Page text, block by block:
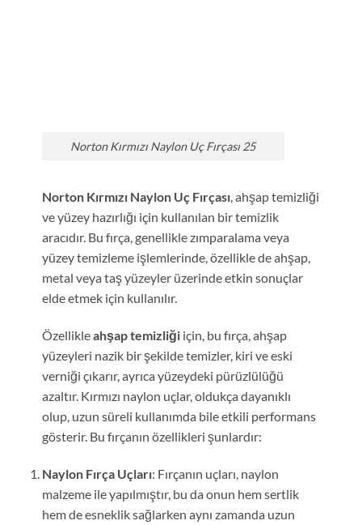
Norton Kırmızı Naylon Uç Fırçası 25
Norton Kırmızı Naylon Uç Fırçası, ahşap temizliği
ve yüzey hazırlığı için kullanılan bir temizlik
aracıdır. Bu fırça, genellikle zımparalama veya
yüzey temizleme işlemlerinde, özellikle de ahşap,
metal veya taş yüzeyler üzerinde etkin sonuçlar
elde etmek için kullanılır.
Özellikleahşap temizliğiiçin, bu fırça, ahşap
yüzeyleri nazik bir şekilde temizler, kiri ve eski
verniği çıkarır, ayrıca yüzeydeki pürüzlülüğü
azaltır. Kırmızı naylon uçlar, oldukça dayanıklı
olup, uzun süreli kullanımda bile etkili performans
gösterir. Bu fırçanın özellikleri şunlardır:
Naylon Fırça Uçları: Fırçanın uçları, naylon
malzeme ile yapılmıştır, bu da onun hem sertlik
hem de esneklik sağlarken aynı zamanda uzun